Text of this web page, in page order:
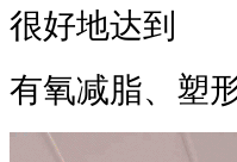
很好地达到
有氧减脂、塑